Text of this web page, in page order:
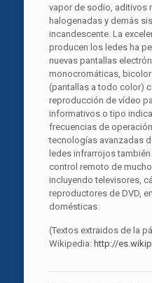
vapor de sodio, aditivos
halogenadas y demás
incandescente. La
producen los ledes ha
nuevas pantallas
monocromáticas,
(pantallas a todo color)
reproducción de vídeo
informativos o tipo
frecuencias de
tecnologías avanzadas
ledes infrarrojos
control remoto de
incluyendo televisores,
reproductores de DVD,
domésticas.
(Textos extraidos de la
Wikipedia: http://